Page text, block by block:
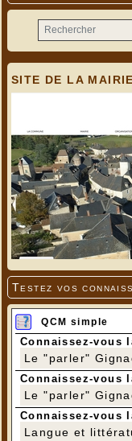
SITE DE LA MAIRIE
Testez vos
QCM simple
Connaissez-vous
Le "parler"
Connaissez-vous
Le "parler"
Connaissez-vous
Langue et